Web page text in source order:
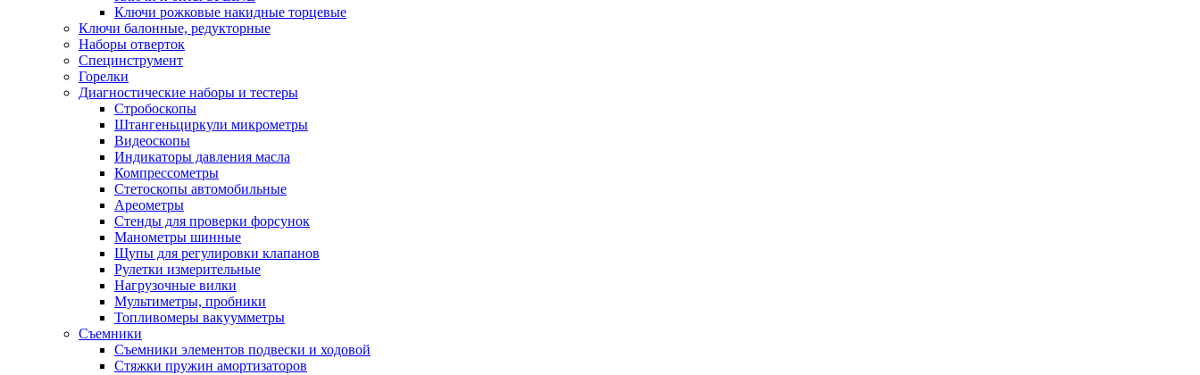
Ключи рожковые накидные торцевые
Ключи балонные, редукторные
Наборы отверток
Специнструмент
Горелки
Диагностические наборы и тестеры
Стробоскопы
Штангеньциркули микрометры
Видеоскопы
Индикаторы давления масла
Компрессометры
Стетоскопы автомобильные
Ареометры
Стенды для проверки форсунок
Манометры шинные
Щупы для регулировки клапанов
Рулетки измерительные
Нагрузочные вилки
Мультиметры, пробники
Топливомеры вакуумметры
Съемники
Съемники элементов подвески и ходовой
Стяжки пружин амортизаторов